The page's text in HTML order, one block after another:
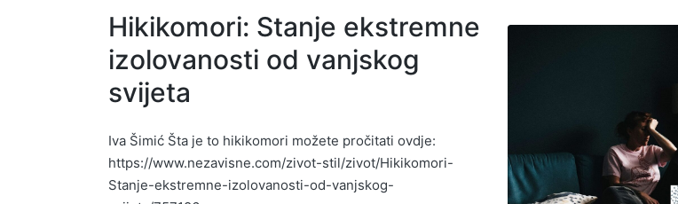
Hikikomori: Stanje ekstremne
izolovanosti od vanjskog
svijeta
Iva Šimić Šta je to hikikomori možete pročitati ovdje:
https://www.nezavisne.com/zivot-stil/zivot/Hikikomori-
Stanje-ekstremne-izolovanosti-od-vanjskog-